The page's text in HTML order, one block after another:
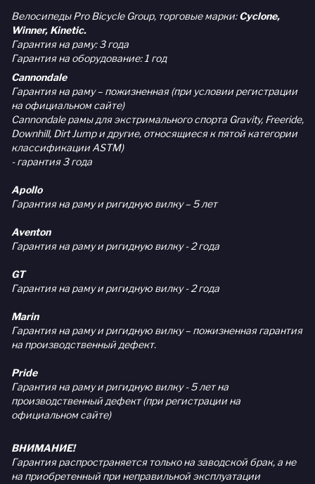
Велосипеды Pro Bicycle Group, торговые марки:Cyclone,
Winner, Kinetic.
Гарантия на раму: 3 года
Гарантия на оборудование: 1 год
Cannondale
Гарантия на раму – пожизненная (при условии регистрации
на официальном сайте)
Cannondale рамы для экстримального спорта Gravity, Freeride,
Downhill, Dirt Jump и другие, относящиеся к пятой категории
классификации ASTM)
- гарантия 3 года
Apollo
Гарантия на раму и ригидную вилку – 5 лет
Aventon
Гарантия на раму и ригидную вилку - 2 года
GT
Гарантия на раму и ригидную вилку - 2 года
Marin
Гарантия на раму и ригидную вилку – пожизненная гарантия
на производственный дефект.
Pride
Гарантия на раму и ригидную вилку - 5 лет на
производственный дефект (при регистрации на
официальном сайте)
ВНИМАНИЕ!
Гарантия распространяется только на заводской брак, а не
на приобретенный при неправильной эксплуатации